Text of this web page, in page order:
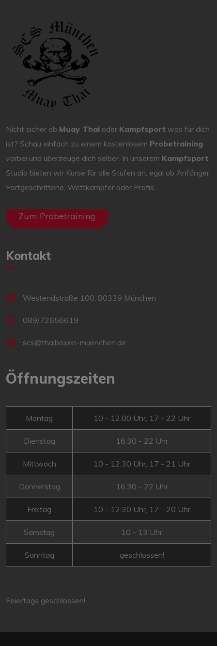
Nicht sicher ob Muay Thai oder Kampfsport was für dich
ist? Schau einfach zu einem kostenlosem Probetraining
vorbei und überzeuge dich selber. In unserem Kampfsport
Studio bieten wir Kurse für alle Stufen an, egal ob Anfänger,
Fortgeschrittene, Wettkämpfer oder Profis.
Zum Probetraining
Kontakt
Westendstraße 100, 80339 München
089/72656619
scs@thaiboxen-muenchen.de
Öffnungszeiten
Montag 10 - 12.00 Uhr, 17 - 22 Uhr
Dienstag 16:30 - 22 Uhr
Mittwoch 10 - 12:30 Uhr, 17 - 21 Uhr
Donnerstag 16:30 - 22 Uhr
Freitag 10 - 12:30 Uhr, 17 - 20 Uhr
Samstag 10 - 13 Uhr
Sonntag geschlossen!
Feiertags geschlossen!